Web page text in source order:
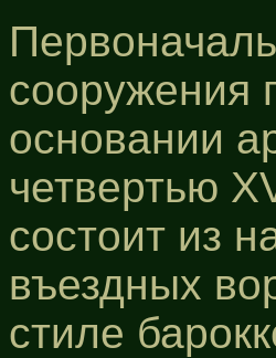
сооружения
основании
четвертью
состоит из
въездных
стиле